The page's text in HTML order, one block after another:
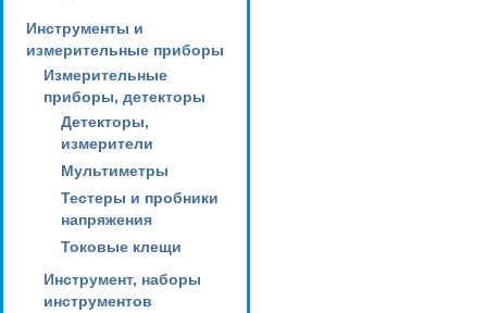
Инструменты и
измерительные приборы
Измерительные
приборы, детекторы
Детекторы,
измерители
Мультиметры
Тестеры и пробники
напряжения
Токовые клещи
Инструмент, наборы
инструментов